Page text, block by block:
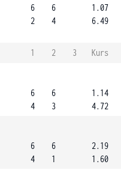
6
2
6
4
1.07
6.49
1 2 3
Kurs
6
4
6
3
1.14
4.72
6
4
6
1
2.19
1.60